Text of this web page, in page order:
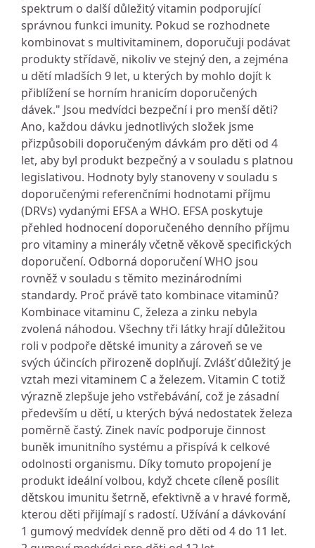
spektrum o další důležitý vitamin podporující
správnou funkci imunity. Pokud se rozhodnete
kombinovat s multivitaminem, doporučuji podávat
produkty střídavě, nikoliv ve stejný den, a zejména
u dětí mladších 9 let, u kterých by mohlo dojít k
přiblížení se horním hranicím doporučených
dávek." Jsou medvídci bezpeční i pro menší děti?
Ano, každou dávku jednotlivých složek jsme
přizpůsobili doporučeným dávkám pro děti od 4
let, aby byl produkt bezpečný a v souladu s platnou
legislativou. Hodnoty byly stanoveny v souladu s
doporučenými referenčními hodnotami příjmu
(DRVs) vydanými EFSA a WHO. EFSA poskytuje
přehled hodnocení doporučeného denního příjmu
pro vitaminy a minerály včetně věkově specifických
doporučení. Odborná doporučení WHO jsou
rovněž v souladu s těmito mezinárodními
standardy. Proč právě tato kombinace vitaminů?
Kombinace vitaminu C, železa a zinku nebyla
zvolená náhodou. Všechny tři látky hrají důležitou
roli v podpoře dětské imunity a zároveň se ve
svých účincích přirozeně doplňují. Zvlášť důležitý je
vztah mezi vitaminem C a železem. Vitamin C totiž
výrazně zlepšuje jeho vstřebávání, což je zásadní
především u dětí, u kterých bývá nedostatek železa
poměrně častý. Zinek navíc podporuje činnost
buněk imunitního systému a přispívá k celkové
odolnosti organismu. Díky tomuto propojení je
produkt ideální volbou, když chcete cíleně posílit
dětskou imunitu šetrně, efektivně a v hravé formě,
kterou děti přijímají s radostí. Užívání a dávkování
1 gumový medvídek denně pro děti od 4 do 11 let.